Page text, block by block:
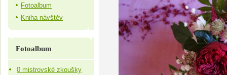
Fotoalbum
Kniha návštěv
Fotoalbum
0 mistrovské zkoušky